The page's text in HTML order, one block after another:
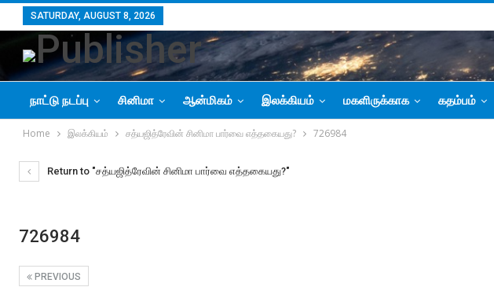
SATURDAY, AUGUST 8, 2026
நாட்டு நடப்பு சினிமா ஆன்மிகம் இலக்கியம் மகளிருக்காக கதம்பம்
Home இலக்கியம் சத்யஜித்ரேவின் சினிமா பார்வை எத்தகையது? 726984
Return to "சத்யஜித்ரேவின் சினிமா பார்வை எத்தகையது?"
726984
PREVIOUS